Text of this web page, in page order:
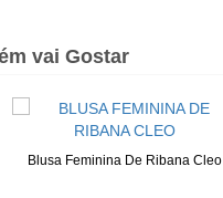
vai Gostar
Blusa Feminina De Ribana Cleo